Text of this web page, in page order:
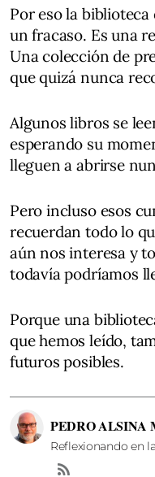
Por eso la
un fracaso. Es una
Una colección de
que quizá nunca
Algunos libros se
esperando su
lleguen a abrirse
Pero incluso esos
recuerdan todo lo
aún nos interesa y
todavía podríamos
Porque una
que hemos leído,
futuros posibles.
PEDRO ALSINA
Reflexionando en